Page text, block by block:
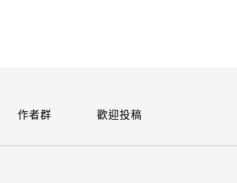
作者群 歡迎投稿